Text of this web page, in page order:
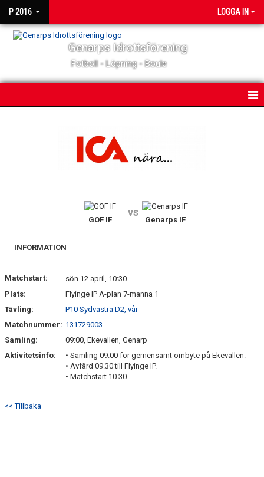
P 2016 LOGGA IN
Genarps Idrottsförening
Fotboll - Löpning - Boule
BILDGALLERI
KONTAKT
GOF IF
vs
Genarps IF
INFORMATION
Matchstart:
sön 12 april, 10:30
Plats:
Flyinge IP A-plan 7-manna 1
Tävling:
P10 Sydvästra D2, vår
Matchnummer: 131729003
Samling:
09:00, Ekevallen, Genarp
Aktivitetsinfo:
• Samling 09.00 för gemensamt ombyte på Ekevallen.
• Avfärd 09.30 till Flyinge IP.
• Matchstart 10.30
<< Tillbaka